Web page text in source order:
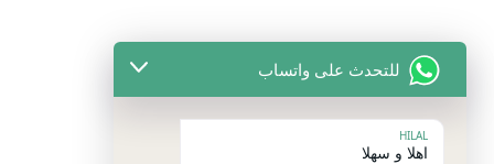
للتحدث على واتساب
HILAL
اهلا و سهلا